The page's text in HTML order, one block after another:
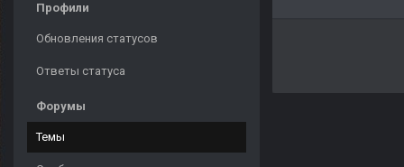
Профили
Обновления статусов
Ответы статуса
Форумы
Темы